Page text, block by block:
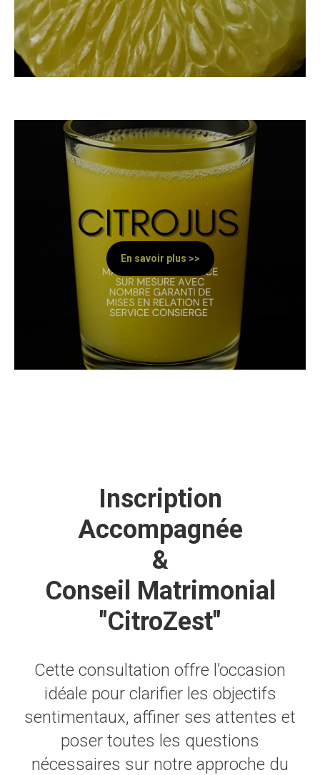
En savoir plus >>
Inscription
Accompagnée
&
Conseil Matrimonial
"CitroZest"
Cette consultation offre l’occasion
idéale pour clarifier les objectifs
sentimentaux, affiner ses attentes et
poser toutes les questions
nécessaires sur notre approche du